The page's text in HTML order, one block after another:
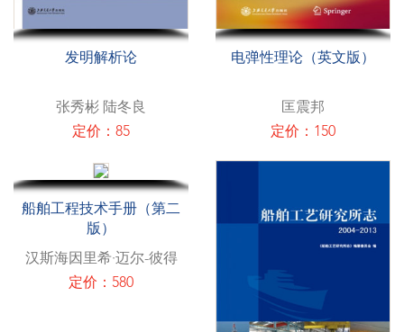
发明解析论
张秀彬 陆冬良
定价：85
电弹性理论（英文版）
匡震邦
定价：150
船舶工程技术手册（第二
版）
汉斯海因里希·迈尔-彼得
定价：580